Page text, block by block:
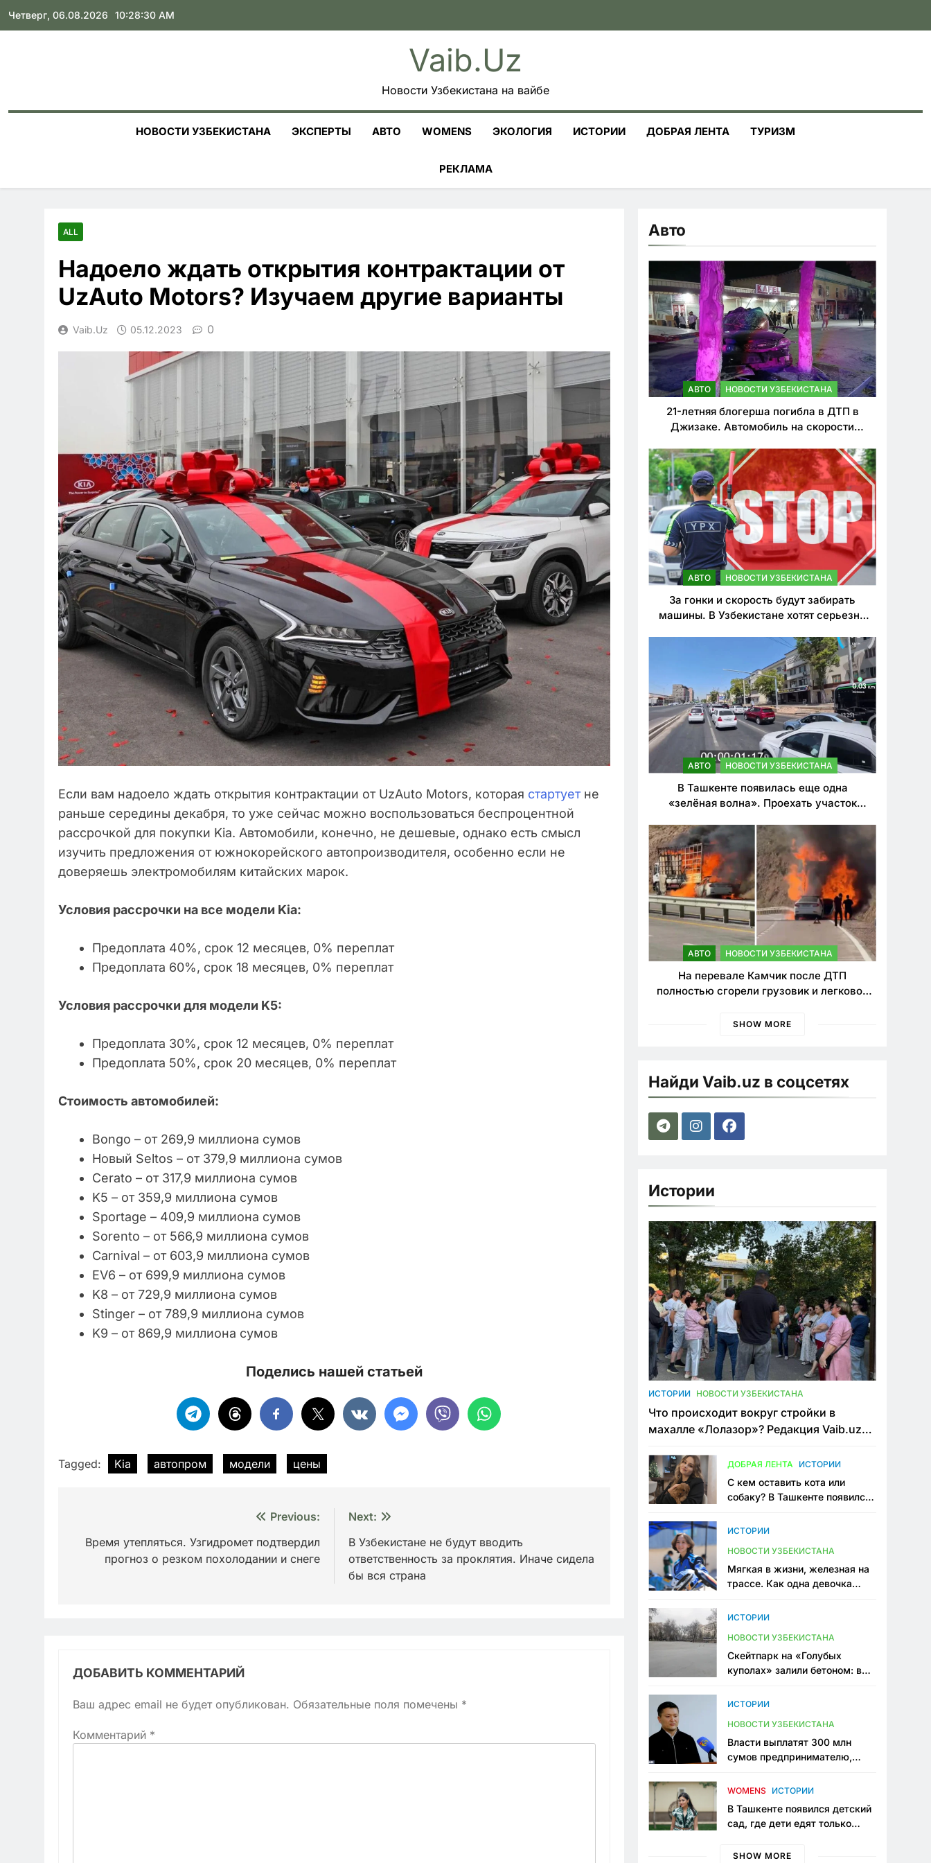
Skip
Четверг, 06.08.2026 10:28:32 AM
Vaib.uz
Новости Узбекистана на вайбе
НОВОСТИ УЗБЕКИСТАНА ЭКСПЕРТЫ АВТО WOMENS ЭКОЛОГИЯ ИСТОРИИ ДОБРАЯ ЛЕНТА ТУРИЗМ
РЕКЛАМА
ALL
Надоело ждать открытия контрактации от
UzAuto Motors? Изучаем другие варианты
Vaib.uz 05.12.2023 0
Если вам надоело ждать открытия контрактации от UzAuto Motors, которая стартуетне
раньше середины декабря, то уже сейчас можно воспользоваться беспроцентной
рассрочкой для покупки Kia. Автомобили, конечно, не дешевые, однако есть смысл
изучить предложения от южнокорейского автопроизводителя, особенно если не
доверяешь электромобилям китайских марок.
Условия рассрочки на все модели Kia:
Предоплата 40%, срок 12 месяцев, 0% переплат
Предоплата 60%, срок 18 месяцев, 0% переплат
Условия рассрочки для модели K5:
Предоплата 30%, срок 12 месяцев, 0% переплат
Предоплата 50%, срок 20 месяцев, 0% переплат
Стоимость автомобилей:
Bongo – от 269,9 миллиона сумов
Новый Seltos – от 379,9 миллиона сумов
Cerato – от 317,9 миллиона сумов
K5 – от 359,9 миллиона сумов
Sportage – 409,9 миллиона сумов
Sorento – от 566,9 миллиона сумов
Carnival – от 603,9 миллиона сумов
EV6 – от 699,9 миллиона сумов
K8 – от 729,9 миллиона сумов
Stinger – от 789,9 миллиона сумов
K9 – от 869,9 миллиона сумов
Поделись нашей статьей
Tagged: Kia автопром модели цены
по
записям
Previous:
Время утепляться. Узгидромет подтвердил
прогноз о резком похолодании и снеге
Next:
В Узбекистане не будут вводить
ответственность за проклятия. Иначе сидела
бы вся страна
ДОБАВИТЬ КОММЕНТАРИЙ
Ваш адрес email не будет опубликован. Обязательные поля помечены *
Комментарий *
Авто
АВТО НОВОСТИ УЗБЕКИСТАНА
21-летняя блогерша погибла в ДТП в
Джизаке. Автомобиль на скорости
АВТО НОВОСТИ УЗБЕКИСТАНА
За гонки и скорость будут забирать
машины. В Узбекистане хотят серьезно
АВТО НОВОСТИ УЗБЕКИСТАНА
В Ташкенте появилась еще одна
«зелёная волна». Проехать участок
АВТО НОВОСТИ УЗБЕКИСТАНА
На перевале Камчик после ДТП
полностью сгорели грузовик и легковой
SHOW MORE
Найди Vaib.uz в соцсетях
Истории
ИСТОРИИ НОВОСТИ УЗБЕКИСТАНА
Что происходит вокруг стройки в
махалле «Лолазор»? Редакция Vaib.uz
конфликта
ДОБРАЯ ЛЕНТА ИСТОРИИ
С кем оставить кота или
собаку? В Ташкенте появился
ИСТОРИИ
НОВОСТИ УЗБЕКИСТАНА
Мягкая в жизни, железная на
трассе. Как одна девочка
Узбекистане
ИСТОРИИ
НОВОСТИ УЗБЕКИСТАНА
Скейтпарк на «Голубых
куполах» залили бетоном: в
одно общественное
ИСТОРИИ
НОВОСТИ УЗБЕКИСТАНА
Власти выплатят 300 млн
сумов предпринимателю,
тюрьме по незаконному
WOMENS ИСТОРИИ
В Ташкенте появился детский
сад, где дети едят только
мама, которая устала просить
SHOW MORE